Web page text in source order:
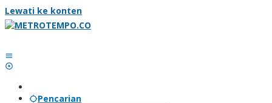
Lewati ke konten
Pencarian